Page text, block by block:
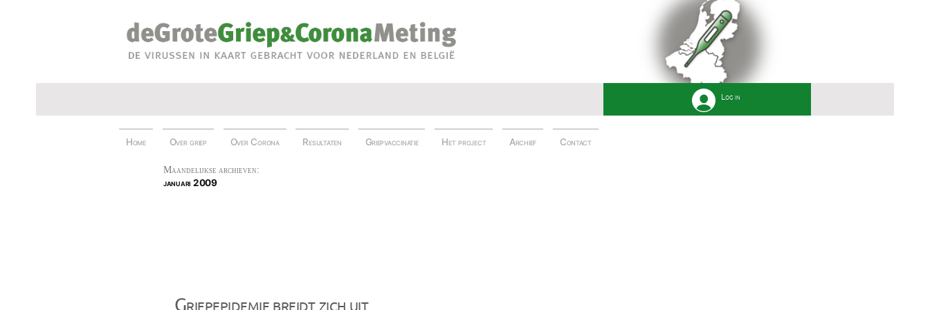
Log in
Home Over griep Over Corona Resultaten Griepvaccinatie Het project Archief Contact
Maandelijkse archieven:
januari 2009
Griepepidemie breidt zich uit